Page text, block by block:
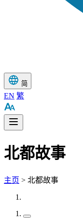
简
EN 繁
北都故事
主页 > 北都故事